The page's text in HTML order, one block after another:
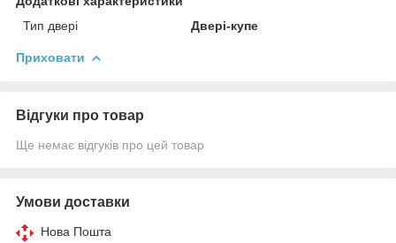
Тип двері
Двері-купе
Приховати
Відгуки про товар
Ще немає відгуків про цей товар
Умови доставки
Нова Пошта